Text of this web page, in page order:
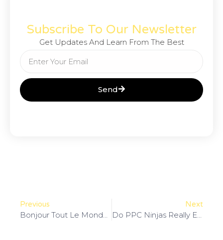
Subscribe To Our Newsletter
Get Updates And Learn From The Best
Send
Previous Next